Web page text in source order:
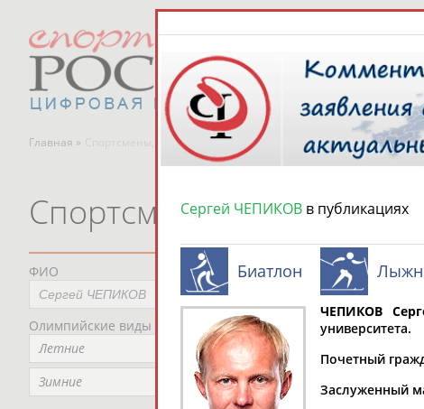
Главная » Спортсмены, тренеры и специалисты
Спортсмены, тренеры и
ФИО
Олимпийские виды спорта
Летние
Зимние
Место
Сергей ЧЕПИКОВ в публикациях
Биатлон
ЧЕПИКОВ
университета.
Почетный
Заслуженный